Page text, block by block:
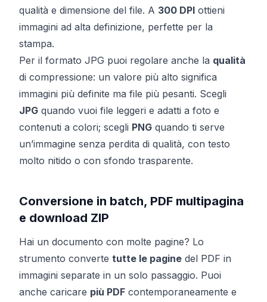
qualità e dimensione del file. A 300 DPI ottieni
immagini ad alta definizione, perfette per la
stampa.
Per il formato JPG puoi regolare anche la qualità
di compressione: un valore più alto significa
immagini più definite ma file più pesanti. Scegli
JPG quando vuoi file leggeri e adatti a foto e
contenuti a colori; scegli PNG quando ti serve
un’immagine senza perdita di qualità, con testo
molto nitido o con sfondo trasparente.
Conversione in batch, PDF multipagina
e download ZIP
Hai un documento con molte pagine? Lo
strumento converte tutte le pagine del PDF in
immagini separate in un solo passaggio. Puoi
anche caricare più PDF contemporaneamente e